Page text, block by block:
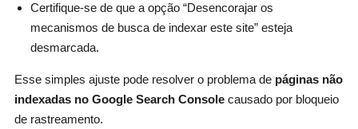
Certifique-se de que a opção “Desencorajar os
mecanismos de busca de indexar este site” esteja
desmarcada.
Esse simples ajuste pode resolver o problema de páginas não
indexadas no Google Search Consolecausado por bloqueio
de rastreamento.